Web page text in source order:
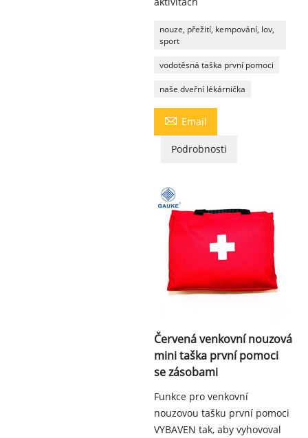
nouze, přežití, kempování, lov,
sport
vodotěsná taška první pomoci
naše dveřní lékárnička
 Email
Podrobnosti
Červená venkovní nouzová
mini taška první pomoci
se zásobami
Funkce pro venkovní
nouzovou tašku první pomoci
VYBAVEN tak, aby vyhovoval